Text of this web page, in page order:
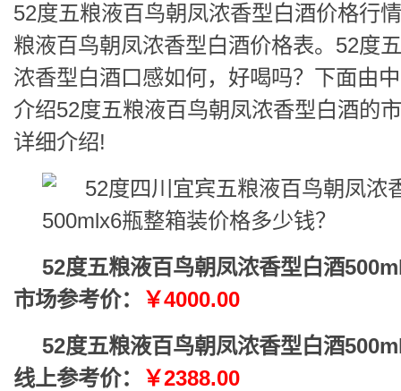
52度五粮液百鸟朝凤浓香型白酒价格行
粮液百鸟朝凤浓香型白酒价格表。52度
浓香型白酒口感如何，好喝吗？下面由
介绍52度五粮液百鸟朝凤浓香型白酒的
详细介绍!
52度五粮液百鸟朝凤浓香型白酒
市场参考价：
￥4000.00
52度五粮液百鸟朝凤浓香型白酒
线上参考价：
￥2388.00